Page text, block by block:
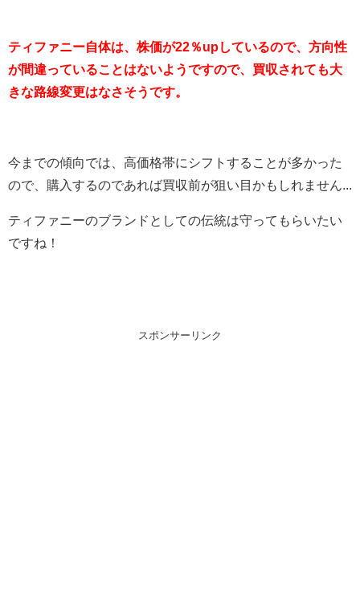
ティファニー自体は、株価が22％upしているので、方向性
が間違っていることはないようですので、買収されても大
きな路線変更はなさそうです。
今までの傾向では、高価格帯にシフトすることが多かった
ので、購入するのであれば買収前が狙い目かもしれません...
ティファニーのブランドとしての伝統は守ってもらいたい
ですね！
スポンサーリンク